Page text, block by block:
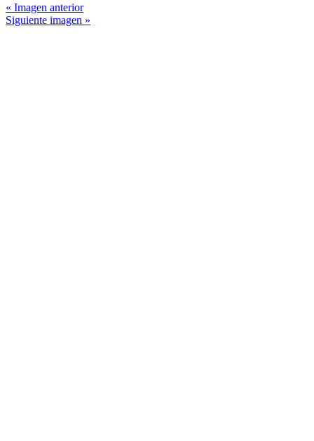
« Imagen anterior
Siguiente imagen »